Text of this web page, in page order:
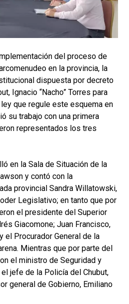
del proceso de
en la provincia, la
dispuesta por decreto
Ignacio “Nacho” Torres para
que regule este esquema en
su trabajo con una primera
representados los tres
en la Sala de Situación de la
y contó con la
provincial Sandra Willatowski,
Legislativo; en tanto que por
el presidente del Superior
Giacomone; Juan Francisco,
el Procurador General de la
Mientras que por parte del
el ministro de Seguridad y
jefe de la Policía del Chubut,
general de Gobierno, Emiliano